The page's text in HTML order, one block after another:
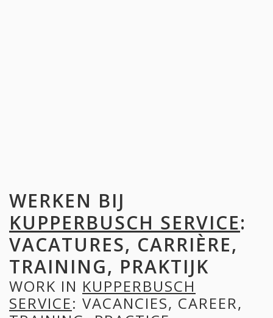
WERKEN BIJ
KUPPERBUSCH SERVICE:
VACATURES, CARRIÈRE,
TRAINING, PRAKTIJK
WORK IN KUPPERBUSCH
SERVICE: VACANCIES, CAREER,